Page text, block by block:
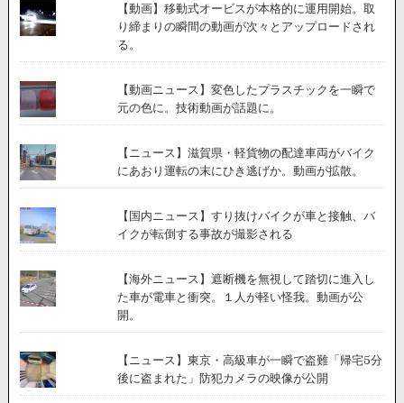
【動画】移動式オービスが本格的に運用開始。取
り締まりの瞬間の動画が次々とアップロードされ
る。
【動画ニュース】変色したプラスチックを一瞬で
元の色に。技術動画が話題に。
【ニュース】滋賀県・軽貨物の配達車両がバイク
にあおり運転の末にひき逃げか。動画が拡散。
【国内ニュース】すり抜けバイクが車と接触、バ
イクが転倒する事故が撮影される
【海外ニュース】遮断機を無視して踏切に進入し
た車が電車と衝突。１人が軽い怪我。動画が公
開。
【ニュース】東京・高級車が一瞬で盗難「帰宅5分
後に盗まれた」防犯カメラの映像が公開